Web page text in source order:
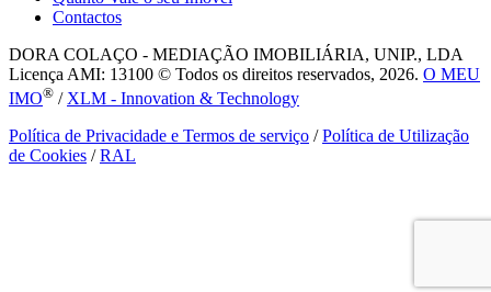
Contactos
DORA COLAÇO - MEDIAÇÃO IMOBILIÁRIA, UNIP., LDA
Licença AMI: 13100 © Todos os direitos reservados, 2026. O MEU
IMO® / XLM - Innovation & Technology
Política de Privacidade e Termos de serviço /Política de Utilização
de Cookies /RAL